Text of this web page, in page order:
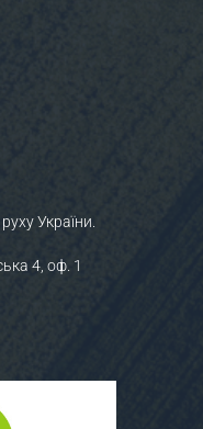
України.
4, оф. 1